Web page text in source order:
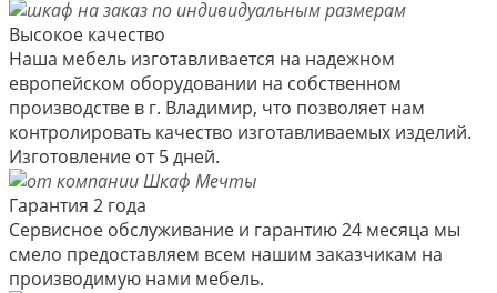
Высокое качество
Наша мебель изготавливается на надежном
европейском оборудовании на собственном
производстве в г. Владимир, что позволяет нам
контролировать качество изготавливаемых изделий.
Изготовление от 5 дней.
Гарантия 2 года
Сервисное обслуживание и гарантию 24 месяца мы
смело предоставляем всем нашим заказчикам на
производимую нами мебель.